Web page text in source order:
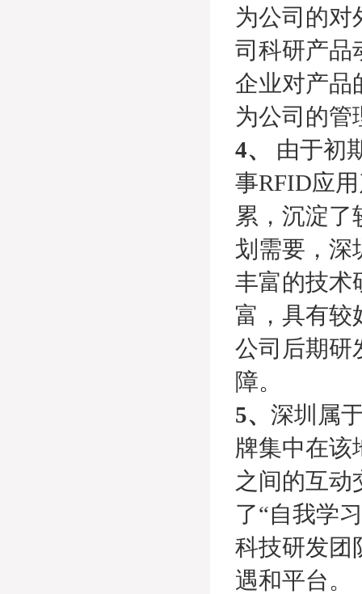
为公司的对
司科研产品
企业对产品
为公司的管
4、
由于初
事RFID应
累，沉淀
划需要，深
丰富的技术
富，具有较
公司后期研
障。
5、 深圳属
牌集中在该
之间的互动
了“自我学
科技研发团
遇和平台。